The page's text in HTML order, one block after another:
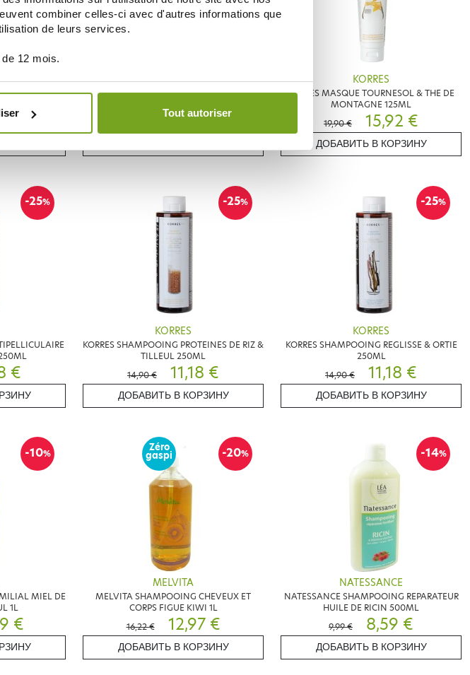
combiner celles-ci avec d'autres informations que
de leurs services.
12 mois.
Tout autoriser
ALOES &
€
KORRES
KORRES MASQUE AMANDES & GRAINES DE
14,92 €
KORRES
KORRES MASQUE TOURNESOL & THE DE
MONTAGNE 125ML
19,90 €
15,92 €
ДОБАВИТЬ В КОРЗИНУ
-25%
€
-25%
KORRES
KORRES SHAMPOOING PROTEINES DE RIZ &
TILLEUL 250ML
14,90 €
11,18 €
ДОБАВИТЬ В КОРЗИНУ
-25%
KORRES
KORRES SHAMPOOING REGLISSE & ORTIE
250ML
14,90 €
11,18 €
ДОБАВИТЬ В КОРЗИНУ
-10%
MIEL DE
1L
€
-20%
Zéro
gaspi
MELVITA
MELVITA SHAMPOOING CHEVEUX ET
CORPS FIGUE KIWI 1L
16,22 €
12,97 €
ДОБАВИТЬ В КОРЗИНУ
-14%
NATESSANCE
NATESSANCE SHAMPOOING REPARATEUR
HUILE DE RICIN 500ML
9,99 €
8,59 €
ДОБАВИТЬ В КОРЗИНУ